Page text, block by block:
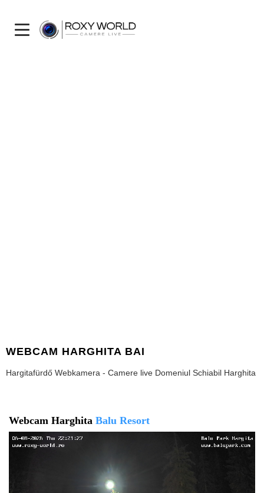
WEBCAM HARGHITA BAI
Hargitafürdő Webkamera - Camere live Domeniul Schiabil Harghita
Webcam Harghita Balu Resort